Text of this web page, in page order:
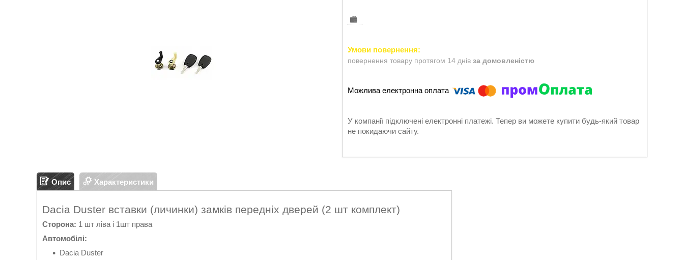
повернення товару протягом 14 днів за домовленістю
У компанії підключені електронні платежі. Тепер ви можете купити будь-який товар
не покидаючи сайту.
Опис Характеристики
Dacia Duster вставки (личинки) замків передніх дверей (2 шт комплект)
Сторона: 1 шт ліва і 1шт права
Автомобілі:
Dacia Duster